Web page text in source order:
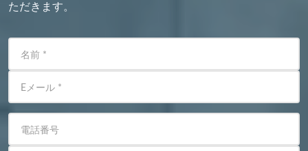
ただきます。
名前 *
Eメール *
電話番号